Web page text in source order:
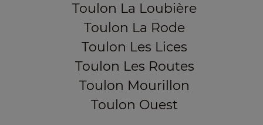
Toulon La Loubière
Toulon La Rode
Toulon Les Lices
Toulon Les Routes
Toulon Mourillon
Toulon Ouest